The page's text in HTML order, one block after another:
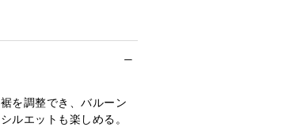
裾を調整でき、バルーン
シルエットも楽しめる。